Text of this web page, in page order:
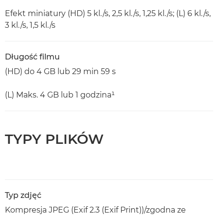
Efekt miniatury (HD) 5 kl./s, 2,5 kl./s, 1,25 kl./s; (L) 6 kl./s,
3 kl./s, 1,5 kl./s
Długość filmu
(HD) do 4 GB lub 29 min 59 s
(L) Maks. 4 GB lub 1 godzina¹
TYPY PLIKÓW
Typ zdjęć
Kompresja JPEG (Exif 2.3 (Exif Print))/zgodna ze